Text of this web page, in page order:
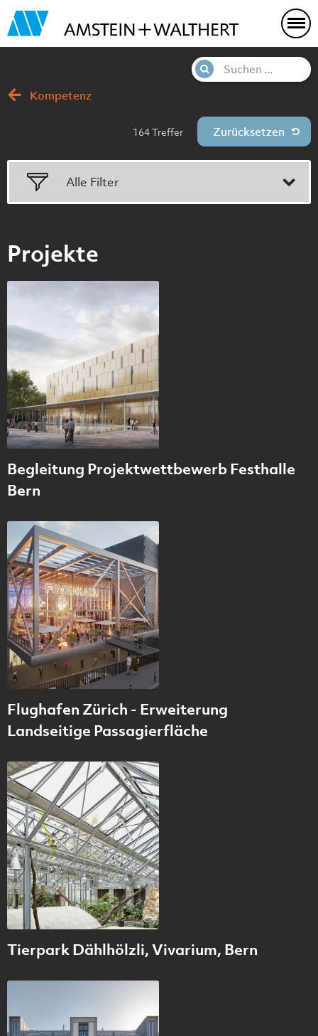
Kompetenz
Treffer
Alle Filter
Projekte
Begleitung Projektwettbewerb Festhalle
Bern
Flughafen Zürich - Erweiterung
Landseitige Passagierfläche
Tierpark Dählhölzli, Vivarium, Bern